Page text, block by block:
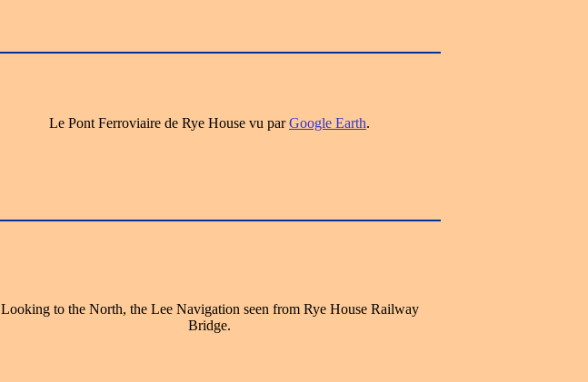
Le Pont Ferroviaire de Rye House vu parGoogle Earth.
Looking to the North, the Lee Navigation seen from Rye House Railway
Bridge.